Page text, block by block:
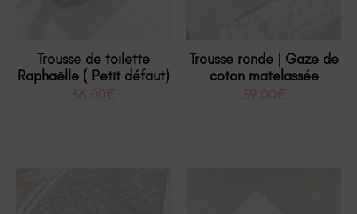
Trousse de toilette
Raphaëlle ( Petit défaut)
36.00€
Trousse ronde | Gaze de
coton matelassée
39.00€